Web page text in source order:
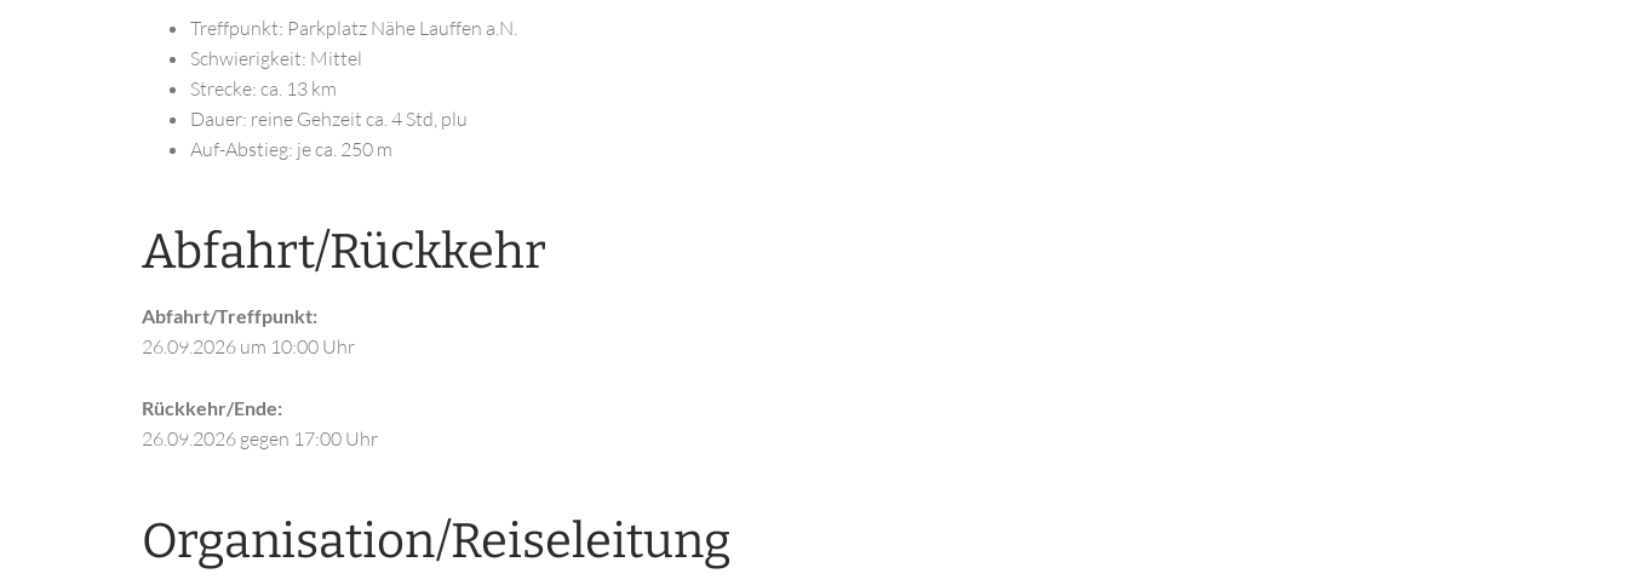
Treffpunkt: Parkplatz Nähe Lauffen a.N.
Schwierigkeit: Mittel
Strecke: ca. 13 km
Dauer: reine Gehzeit ca. 4 Std, plu
Auf-Abstieg: je ca. 250 m
Abfahrt/Rückkehr
Abfahrt/Treffpunkt:
26.09.2026 um 10:00 Uhr
Rückkehr/Ende:
26.09.2026 gegen 17:00 Uhr
Organisation/Reiseleitung